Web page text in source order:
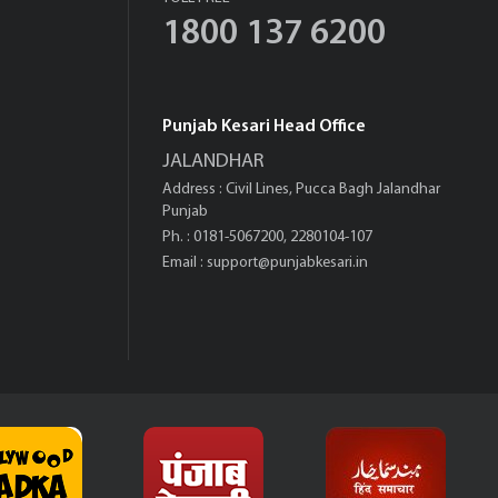
1800 137 6200
Punjab Kesari Head Office
JALANDHAR
Address : Civil Lines, Pucca Bagh Jalandhar
Punjab
Ph. : 0181-5067200, 2280104-107
Email : support@punjabkesari.in